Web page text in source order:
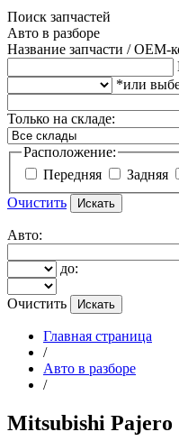
Поиск запчастей
Авто в разборе
Название запчасти / OEM-
*или
Только на складе:
Расположение:
Передняя
Задняя
Очистить
Авто:
до:
Очистить
Главная страница
/
Авто в разборе
/
Mitsubishi Pajero